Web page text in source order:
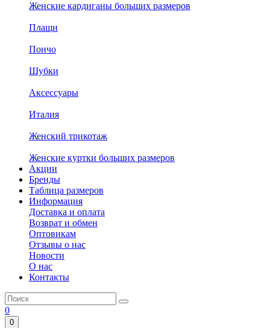
Женские кардиганы больших размеров
Плащи
Пончо
Шубки
Аксессуары
Италия
Женский трикотаж
Женские куртки больших размеров
Акции
Бренды
Таблица размеров
Информация
Доставка и оплата
Возврат и обмен
Оптовикам
Отзывы о нас
Новости
О нас
Контакты
0
0